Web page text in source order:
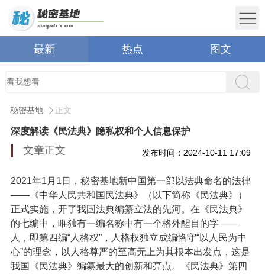
最新 热点 图文
秘密基地 正文
深度解读《民法典》隐私权和个人信息保护
文章正文 发布时间：2024-10-11 17:09
2021年1月1日，秘密基地新中国第一部以法典命名的法律
——《中华人民共和国民法典》（以下简称《民法典》）
正式实施，开了我国法典编纂立法的先河。在《民法典》
的七编中，唯独有一编名称中有一个格外醒目的字——
人，即第四编“人格权”，人格权独立成编恪守“以人民为中
心”的理念，以人格尊严的至高无上为其根本出发点，这是
我国《民法典》编纂最大的创新和亮点。《民法典》第四